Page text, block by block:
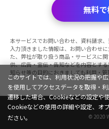
無料
本サービスでお問い合わせ、資料請求
入力頂きました情報は、お問い合わせ
た、弊社が取り扱う商品・サービスに
供、広告・宣伝・告知などを内容とす
知らせ等の目的におきましても利用・管
© 2020
このサイトでは、利用状況の把握や
を使用してアクセスデータを取得・
遷移した場合、Cookieなどの設定や
Cookieなどの使用の詳細や設定、オ
ださい。